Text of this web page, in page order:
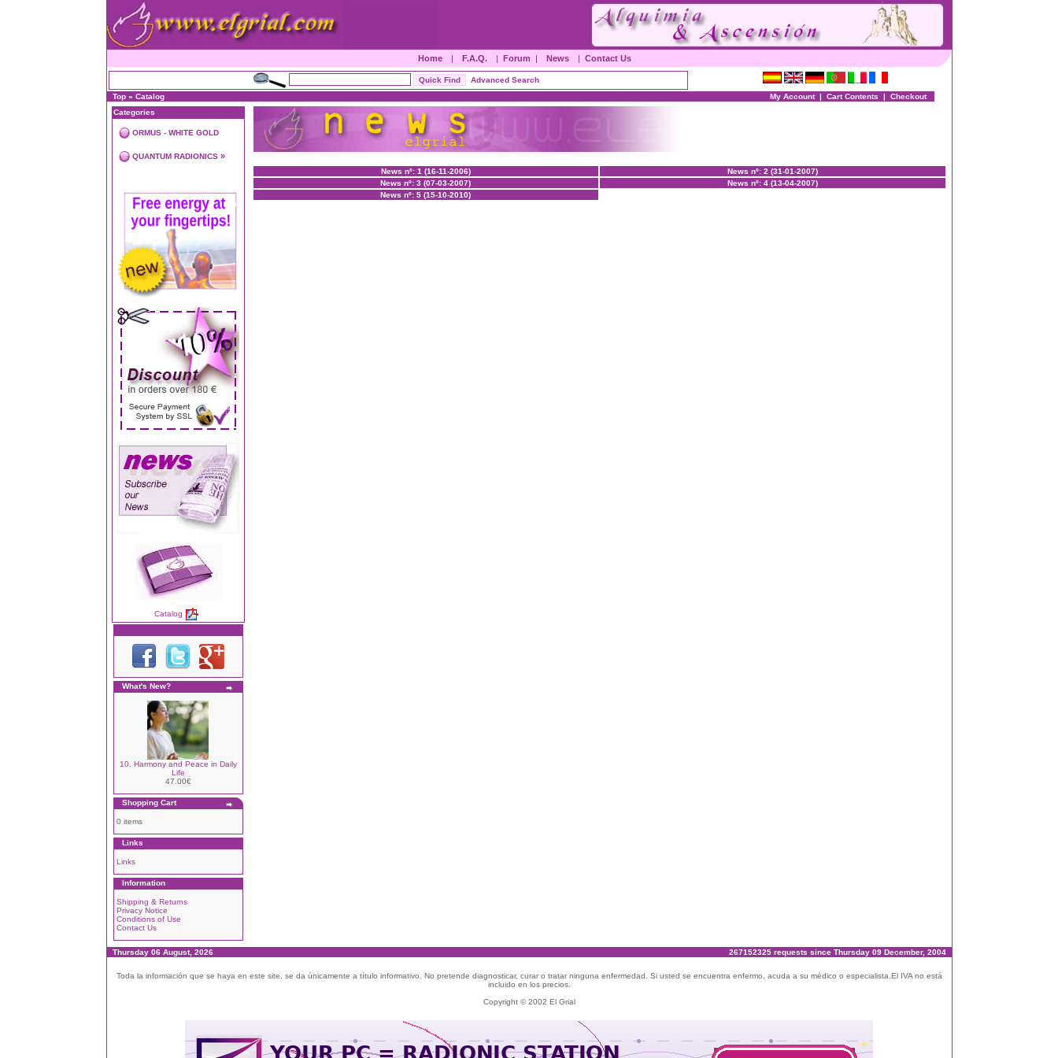
Home | F.A.Q. | Forum | News | Contact Us
Advanced Search
Top» Catalog My Account| Cart Contents | Checkout
Categories
ORMUS - WHITE GOLD
QUANTUM RADIONICS»
Catalog
What's New?
10. Harmony and Peace in Daily
Life
47.00€
Shopping Cart
0 items
Links
Links
Information
Shipping & Returns
Privacy Notice
Conditions of Use
Contact Us
News nº: 1 (16-11-2006)
News nº: 2 (31-01-2007)
News nº: 3 (07-03-2007)
News nº: 4 (13-04-2007)
News nº: 5 (15-10-2010)
Thursday 06 August, 2026 267152325 requests since Thursday 09 December, 2004
Toda la información que se haya en este site, se da únicamente a título informativo. No pretende diagnosticar, curar o tratar ninguna enfermedad. Si usted se encuentra enfermo, acuda a su médico o especialista.El IVA no está
incluido en los precios.
Copyright © 2002 El Grial